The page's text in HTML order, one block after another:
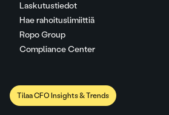
Laskutustiedot
Hae rahoituslimiittiä
Ropo Group
Compliance Center
Tilaa CFO Insights & Trends